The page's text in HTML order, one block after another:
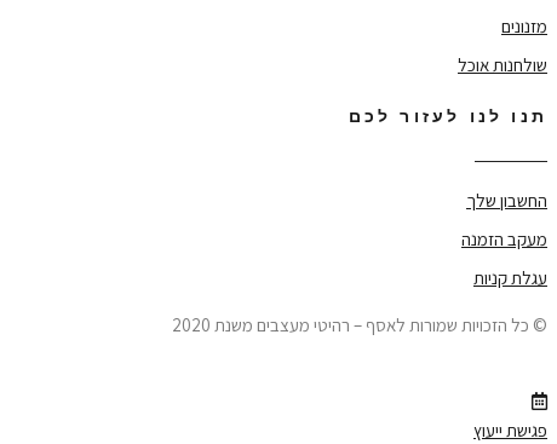
מזנונים
שולחנות אוכל
תנו לנו לעזור לכם
החשבון שלך
מעקב הזמנה
עגלת קניות
© כל הזכויות שמורות לאסף – רהיטי מעצבים משנת 2020
פגישת ייעוץ